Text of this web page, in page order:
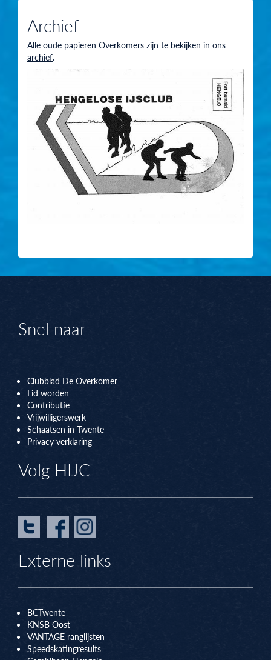
Archief
Alle oude papieren Overkomers zijn te bekijken in ons
archief.
Snel naar
Clubblad De Overkomer
Lid worden
Contributie
Vrijwilligerswerk
Schaatsen in Twente
Privacy verklaring
Volg HIJC
Externe links
BCTwente
KNSB Oost
VANTAGE ranglijsten
Speedskatingresults